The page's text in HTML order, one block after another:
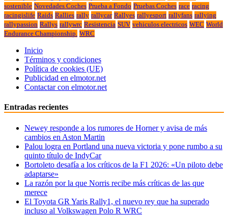
sostenible Novedades Coches Prueba a Fondo Pruebas Coches race racing
racingislife Raids Rallies rally rallycar Rallyes rallyesport rallyfans rallying
rallypassion Rallys rallywrc Resistencia SUV vehiculos electricos WEC World
Endurance Championship. WRC
Inicio
Términos y condiciones
Política de cookies (UE)
Publicidad en elmotor.net
Contactar con elmotor.net
Entradas recientes
Newey responde a los rumores de Horner y avisa de más
cambios en Aston Martin
Palou logra en Portland una nueva victoria y pone rumbo a su
quinto título de IndyCar
Bortoleto desafía a los críticos de la F1 2026: «Un piloto debe
adaptarse»
La razón por la que Norris recibe más críticas de las que
merece
El Toyota GR Yaris Rally1, el nuevo rey que ha superado
incluso al Volkswagen Polo R WRC